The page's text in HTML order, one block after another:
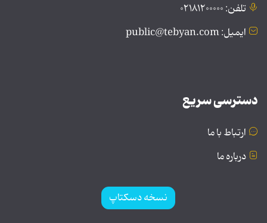
تلفن: ۰۲۱۸۱۲۰۰۰۰۰
ایمیل: public@tebyan.com
دسترسی سریع
ارتباط با ما
درباره ما
نسخه دسکتاپ